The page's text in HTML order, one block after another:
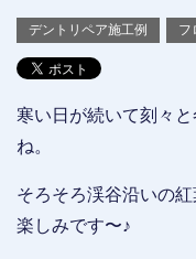
デントリペア施工例 フ
寒い日が続いて刻々
ね。
そろそろ渓谷沿いの
楽しみです〜♪